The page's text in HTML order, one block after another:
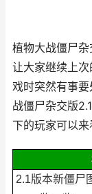
植物大战僵尸
让大家继续上
戏时突然有事
战僵尸杂交版
下的玩家可以来
2.1版本新僵尸